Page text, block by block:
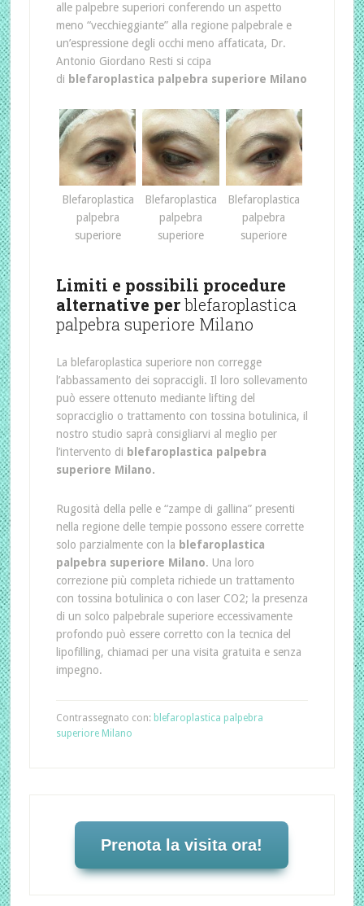
alle palpebre superiori conferendo un aspetto
meno “vecchieggiante” alla regione palpebrale e
un’espressione degli occhi meno affaticata, Dr.
Antonio Giordano Resti si ccipa
di blefaroplastica palpebra superiore Milano
Blefaroplastica
palpebra
superiore
Blefaroplastica
palpebra
superiore
Blefaroplastica
palpebra
superiore
Limiti e possibili procedure
alternative perblefaroplastica
palpebra superiore Milano
La blefaroplastica superiore non corregge
l’abbassamento dei sopraccigli. Il loro sollevamento
può essere ottenuto mediante lifting del
sopracciglio o trattamento con tossina botulinica, il
nostro studio saprà consigliarvi al meglio per
l’intervento di blefaroplastica palpebra
superiore Milano.
Rugosità della pelle e “zampe di gallina” presenti
nella regione delle tempie possono essere corrette
solo parzialmente con la blefaroplastica
palpebra superiore Milano. Una loro
correzione più completa richiede un trattamento
con tossina botulinica o con laser CO2; la presenza
di un solco palpebrale superiore eccessivamente
profondo può essere corretto con la tecnica del
lipofilling, chiamaci per una visita gratuita e senza
impegno.
Contrassegnato con: blefaroplastica palpebra
superiore Milano
Prenota la visita ora!